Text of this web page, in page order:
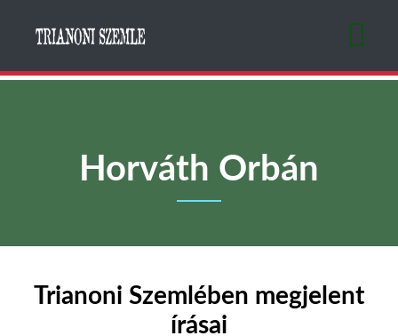
Horváth Orbán
Trianoni Szemlében megjelent
írásai